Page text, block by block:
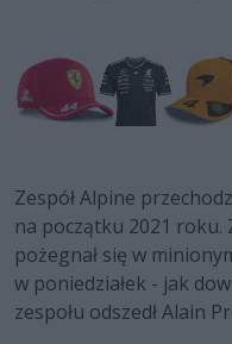
Zespół Alpine
na początku 2021
pożegnał się w
w poniedziałek - jak
zespołu odszedł Alain